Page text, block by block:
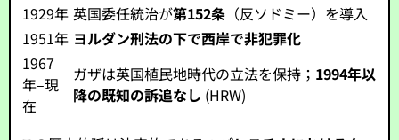
1929年 英国委任統治が第152条 （反ソドミー）を導入
1951年 ヨルダン刑法の下で西岸で非犯罪化
1967
年–現
在
ガザは英国植民地時代の立法を保持； 1994年以
降の既知の訴追なし (HRW)